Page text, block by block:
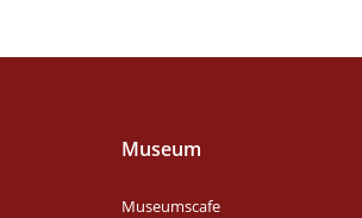
Museum
Museumscafe